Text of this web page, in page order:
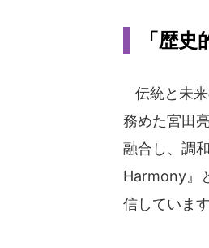
「歴史
伝統と未
務めた宮田
融合し、調
Harmony』
信していま